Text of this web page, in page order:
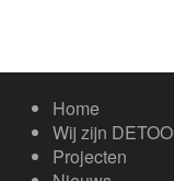
Home
Wij zijn DETOO
Projecten